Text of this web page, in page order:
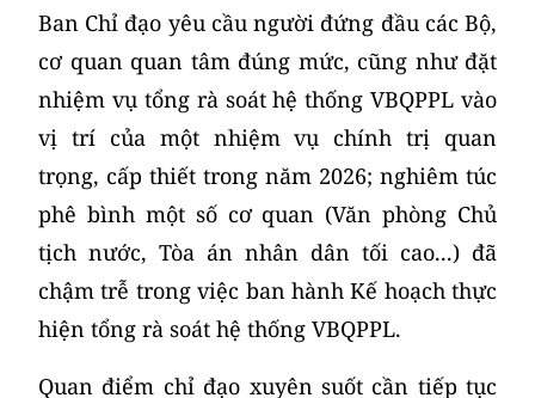
Ban Chỉ đạo yêu cầu người đứng đầu các Bộ,
cơ quan quan tâm đúng mức, cũng như đặt
nhiệm vụ tổng rà soát hệ thống VBQPPL vào
vị trí của một nhiệm vụ chính trị quan
trọng, cấp thiết trong năm 2026; nghiêm túc
phê bình một số cơ quan (Văn phòng Chủ
tịch nước, Tòa án nhân dân tối cao...) đã
chậm trễ trong việc ban hành Kế hoạch thực
hiện tổng rà soát hệ thống VBQPPL.
Quan điểm chỉ đạo xuyên suốt cần tiếp tục